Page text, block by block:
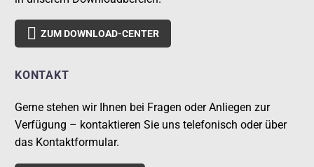
 ZUM DOWNLOAD-CENTER
KONTAKT
Gerne stehen wir Ihnen bei Fragen oder Anliegen zur
Verfügung – kontaktieren Sie uns telefonisch oder über
das Kontaktformular.